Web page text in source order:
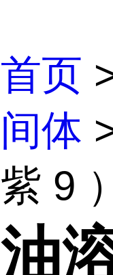
首页
间体
紫 9 ）
油